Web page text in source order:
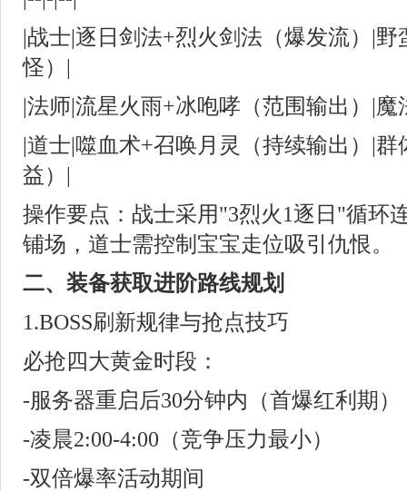
|战士|逐日剑法+烈火剑法（爆发流）|野
怪）|
|法师|流星火雨+冰咆哮（范围输出）|魔
|道士|噬血术+召唤月灵（持续输出）|
益）|
操作要点：战士采用"3烈火1逐日"循环
铺场，道士需控制宝宝走位吸引仇恨。
二、装备获取进阶路线规划
1.BOSS刷新规律与抢点技巧
必抢四大黄金时段：
-服务器重启后30分钟内（首爆红利期）
-凌晨2:00-4:00（竞争压力最小）
-双倍爆率活动期间